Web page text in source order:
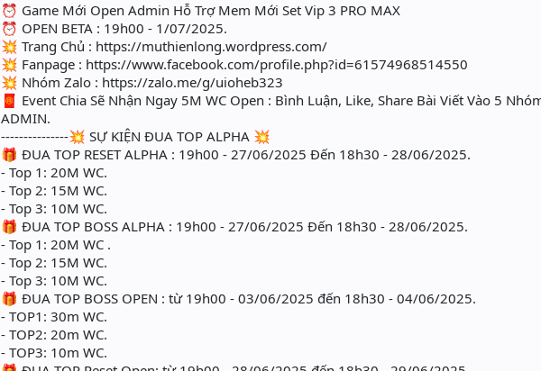
⏰ Game Mới Open Admin Hỗ Trợ Mem Mới Set Vip 3 PRO MAX
⏰ OPEN BETA : 19h00 - 1/07/2025.
💥 Trang Chủ : https://muthienlong.wordpress.com/
💥 Fanpage : https://www.facebook.com/profile.php?id=61574968514550
💥 Nhóm Zalo : https://zalo.me/g/uioheb323
🧧 Event Chia Sẽ Nhận Ngay 5M WC Open : Bình Luận, Like, Share Bài Viết Vào 5
ADMIN.
---------------💥 SỰ KIỆN ĐUA TOP ALPHA 💥
🎁 ĐUA TOP RESET ALPHA : 19h00 - 27/06/2025 Đến 18h30 - 28/06/2025.
- Top 1: 20M WC.
- Top 2: 15M WC.
- Top 3: 10M WC.
🎁 ĐUA TOP BOSS ALPHA : 19h00 - 27/06/2025 Đến 18h30 - 28/06/2025.
- Top 1: 20M WC .
- Top 2: 15M WC.
- Top 3: 10M WC.
🎁 ĐUA TOP BOSS OPEN : từ 19h00 - 03/06/2025 đến 18h30 - 04/06/2025.
- TOP1: 30m WC.
- TOP2: 20m WC.
- TOP3: 10m WC.